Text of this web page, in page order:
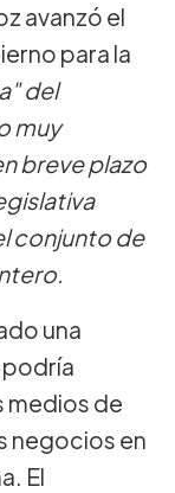
avanzó el
para la
del
muy
breve plazo
conjunto de
una
medios de
negocios en
El